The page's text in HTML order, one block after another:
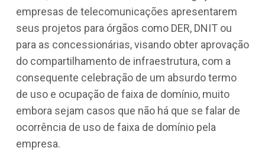
empresas de telecomunicações apresentarem
seus projetos para órgãos como DER, DNIT ou
para as concessionárias, visando obter aprovação
do compartilhamento de infraestrutura, com a
consequente celebração de um absurdo termo
de uso e ocupação de faixa de domínio, muito
embora sejam casos que não há que se falar de
ocorrência de uso de faixa de domínio pela
empresa.